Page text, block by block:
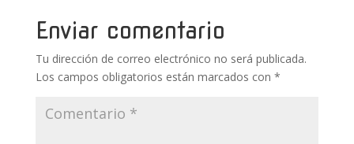
o
k p r
Enviar comentario
Tu dirección de correo electrónico no será publicada.
Los campos obligatorios están marcados con *